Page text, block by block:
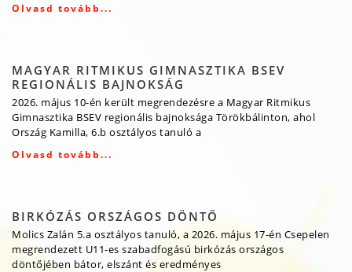
Olvasd tovább...
MAGYAR RITMIKUS GIMNASZTIKA BSEV
REGIONÁLIS BAJNOKSÁG
2026. május 10-én került megrendezésre a Magyar Ritmikus
Gimnasztika BSEV regionális bajnoksága Törökbálinton, ahol
Ország Kamilla, 6.b osztályos tanuló a
Olvasd tovább...
BIRKÓZÁS ORSZÁGOS DÖNTŐ
Molics Zalán 5.a osztályos tanuló, a 2026. május 17-én Csepelen
megrendezett U11-es szabadfogású birkózás országos
döntőjében bátor, elszánt és eredményes